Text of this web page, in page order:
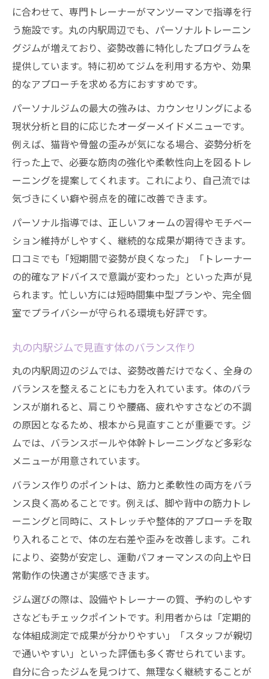
に合わせて、専門トレーナーがマンツーマンで指導を行
う施設です。丸の内駅周辺でも、パーソナルトレーニン
グジムが増えており、姿勢改善に特化したプログラムを
提供しています。特に初めてジムを利用する方や、効果
的なアプローチを求める方におすすめです。
パーソナルジムの最大の強みは、カウンセリングによる
現状分析と目的に応じたオーダーメイドメニューです。
例えば、猫背や骨盤の歪みが気になる場合、姿勢分析を
行った上で、必要な筋肉の強化や柔軟性向上を図るトレ
ーニングを提案してくれます。これにより、自己流では
気づきにくい癖や弱点を的確に改善できます。
パーソナル指導では、正しいフォームの習得やモチベー
ション維持がしやすく、継続的な成果が期待できます。
口コミでも「短期間で姿勢が良くなった」「トレーナー
の的確なアドバイスで意識が変わった」といった声が見
られます。忙しい方には短時間集中型プランや、完全個
室でプライバシーが守られる環境も好評です。
丸の内駅ジムで見直す体のバランス作り
丸の内駅周辺のジムでは、姿勢改善だけでなく、全身の
バランスを整えることにも力を入れています。体のバラ
ンスが崩れると、肩こりや腰痛、疲れやすさなどの不調
の原因となるため、根本から見直すことが重要です。ジ
ムでは、バランスボールや体幹トレーニングなど多彩な
メニューが用意されています。
バランス作りのポイントは、筋力と柔軟性の両方をバラ
ンス良く高めることです。例えば、脚や背中の筋力トレ
ーニングと同時に、ストレッチや整体的アプローチを取
り入れることで、体の左右差や歪みを改善します。これ
により、姿勢が安定し、運動パフォーマンスの向上や日
常動作の快適さが実感できます。
ジム選びの際は、設備やトレーナーの質、予約のしやす
さなどもチェックポイントです。利用者からは「定期的
な体組成測定で成果が分かりやすい」「スタッフが親切
で通いやすい」といった評価も多く寄せられています。
自分に合ったジムを見つけて、無理なく継続することが